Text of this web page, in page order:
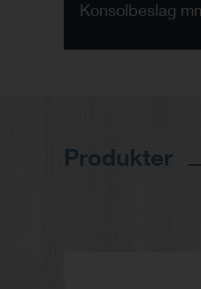
Konsolbeslag
Produkter